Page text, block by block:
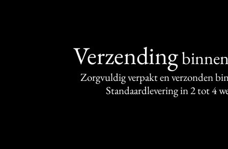
Verzending
Zorgvuldig verpakt en verzonden
Standaardlevering in 2 tot 4